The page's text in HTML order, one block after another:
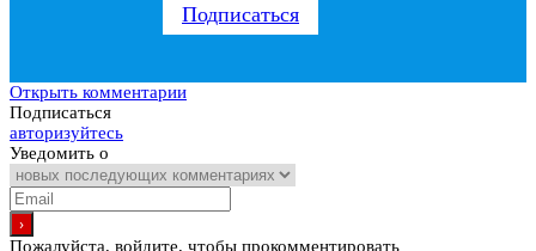
Подписаться
Открыть комментарии
Подписаться
авторизуйтесь
Уведомить о
Пожалуйста, войдите, чтобы прокомментировать